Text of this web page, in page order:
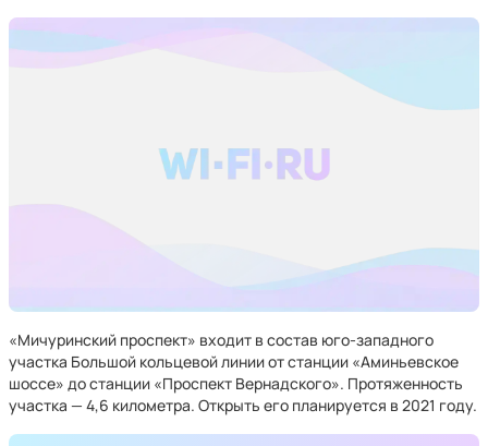
«Мичуринский проспект» входит в состав юго-западного
участка Большой кольцевой линии от станции «Аминьевское
шоссе» до станции «Проспект Вернадского». Протяженность
участка — 4,6 километра. Открыть его планируется в 2021 году.